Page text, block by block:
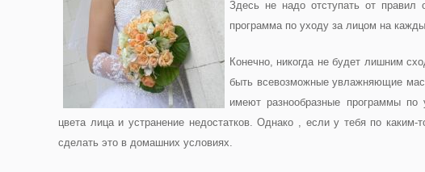
Здесь не надо отступать от правил
программа по уходу за лицом на
Конечно, никогда не будет лишним
быть всевозможные увлажняющие
имеют разнообразные программы по
цвета лица и устранение недостатков. Однако , если у тебя по
сделать это в домашних условиях.